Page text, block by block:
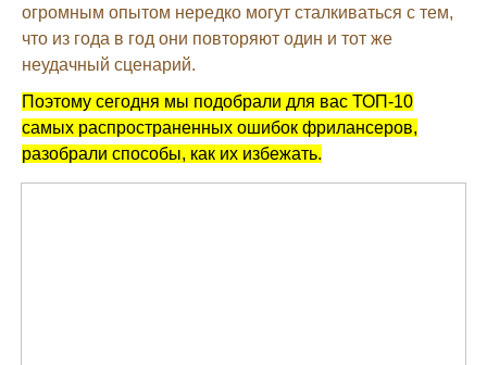
огромным опытом нередко могут сталкиваться с тем,
что из года в год они повторяют один и тот же
неудачный сценарий.
Поэтому сегодня мы подобрали для вас ТОП-10
самых распространенных ошибок фрилансеров,
разобрали способы, как их избежать.